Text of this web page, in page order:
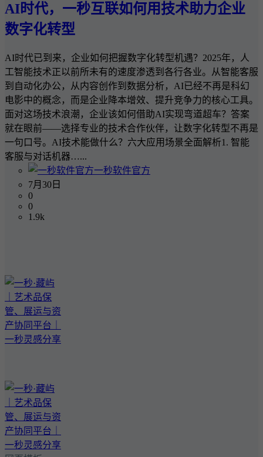
AI时代，一秒互联如何用技术助力企业
数字化转型
AI时代已到来，企业如何把握数字化转型机遇？2025年，人
工智能技术正以前所未有的速度渗透到各行各业。从智能客服
到自动化办公，从内容创作到数据分析，AI已经不再是科幻
电影中的概念，而是企业降本增效、提升竞争力的核心工具。
面对这场技术浪潮，企业该如何借助AI实现弯道超车？答案
就在眼前——选择专业的技术合作伙伴，让数字化转型不再是
一句口号。AI技术能做什么？六大应用场景全面解析1. 智能
客服与对话机器…...
一秒软件官方
7月30日
0
0
1.9k